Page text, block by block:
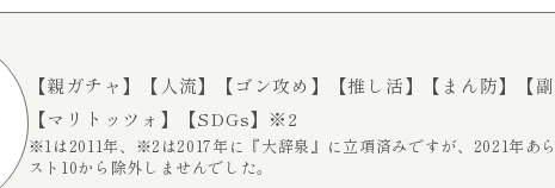
【親ガチャ】 【人流】 【ゴン攻め】 【推し活】 【まん防】 【
【マリトッツォ】
【SDGs】※2
※1は2011年、※2は2017年に『大辞泉』に立項済みですが、2021年あ
スト10から除外しませんでした。